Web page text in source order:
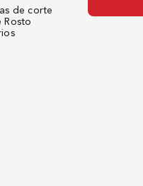
Eleganza Plus
outras
de corte
Rosto